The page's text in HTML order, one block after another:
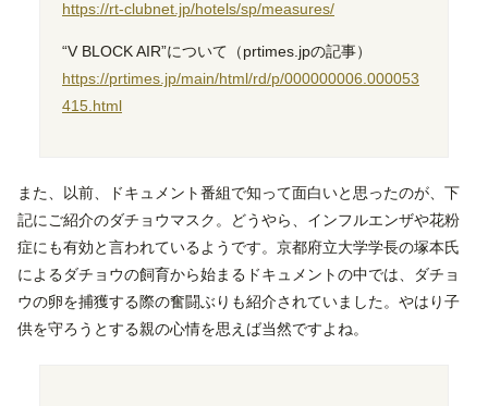
https://rt-clubnet.jp/hotels/sp/measures/
“V BLOCK AIR”について（prtimes.jpの記事）
https://prtimes.jp/main/html/rd/p/000000006.000053
415.html
また、以前、ドキュメント番組で知って面白いと思ったのが、下
記にご紹介のダチョウマスク。どうやら、インフルエンザや花粉
症にも有効と言われているようです。京都府立大学学長の塚本氏
によるダチョウの飼育から始まるドキュメントの中では、ダチョ
ウの卵を捕獲する際の奮闘ぶりも紹介されていました。やはり子
供を守ろうとする親の心情を思えば当然ですよね。